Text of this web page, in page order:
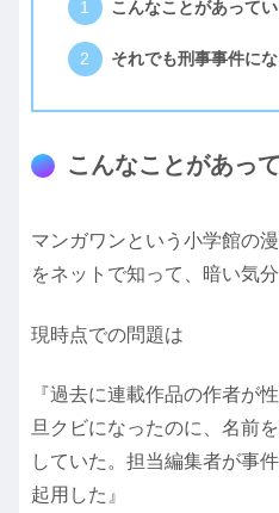
こんなことがあって
それでも刑事事件に
こんなことがあっ
マンガワンという小学館の
をネットで知って、暗い気
現時点での問題は
『過去に連載作品の作者が
旦クビになったのに、名前
していた。担当編集者が事
起用した』